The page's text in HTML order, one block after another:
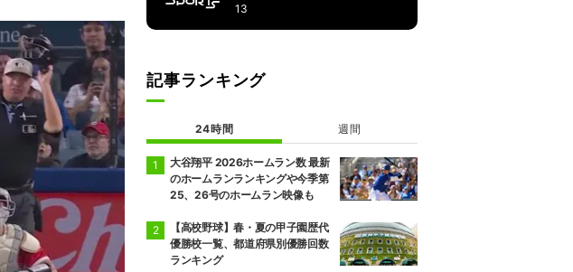
13
記事ランキング
24時間 週間
大谷翔平 2026ホームラン数 最新
のホームランランキングや今季第
25、26号のホームラン映像も
【高校野球】春・夏の甲子園歴代
優勝校一覧、都道府県別優勝回数
ランキング